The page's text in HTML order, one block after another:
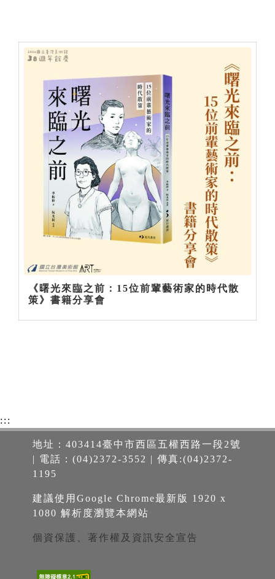
《曙光來臨之前：15位前輩藝術家的時代散
策》書籍分享會
:::
地址：403414臺中市西區五權西路一段2號
| 電話：(04)2372-3552 | 傳真:(04)2372-
1195
建議使用Google Chrome最新版 1920 x
1080 解析度瀏覽本網站
個資保護、著作權及資訊安全宣告